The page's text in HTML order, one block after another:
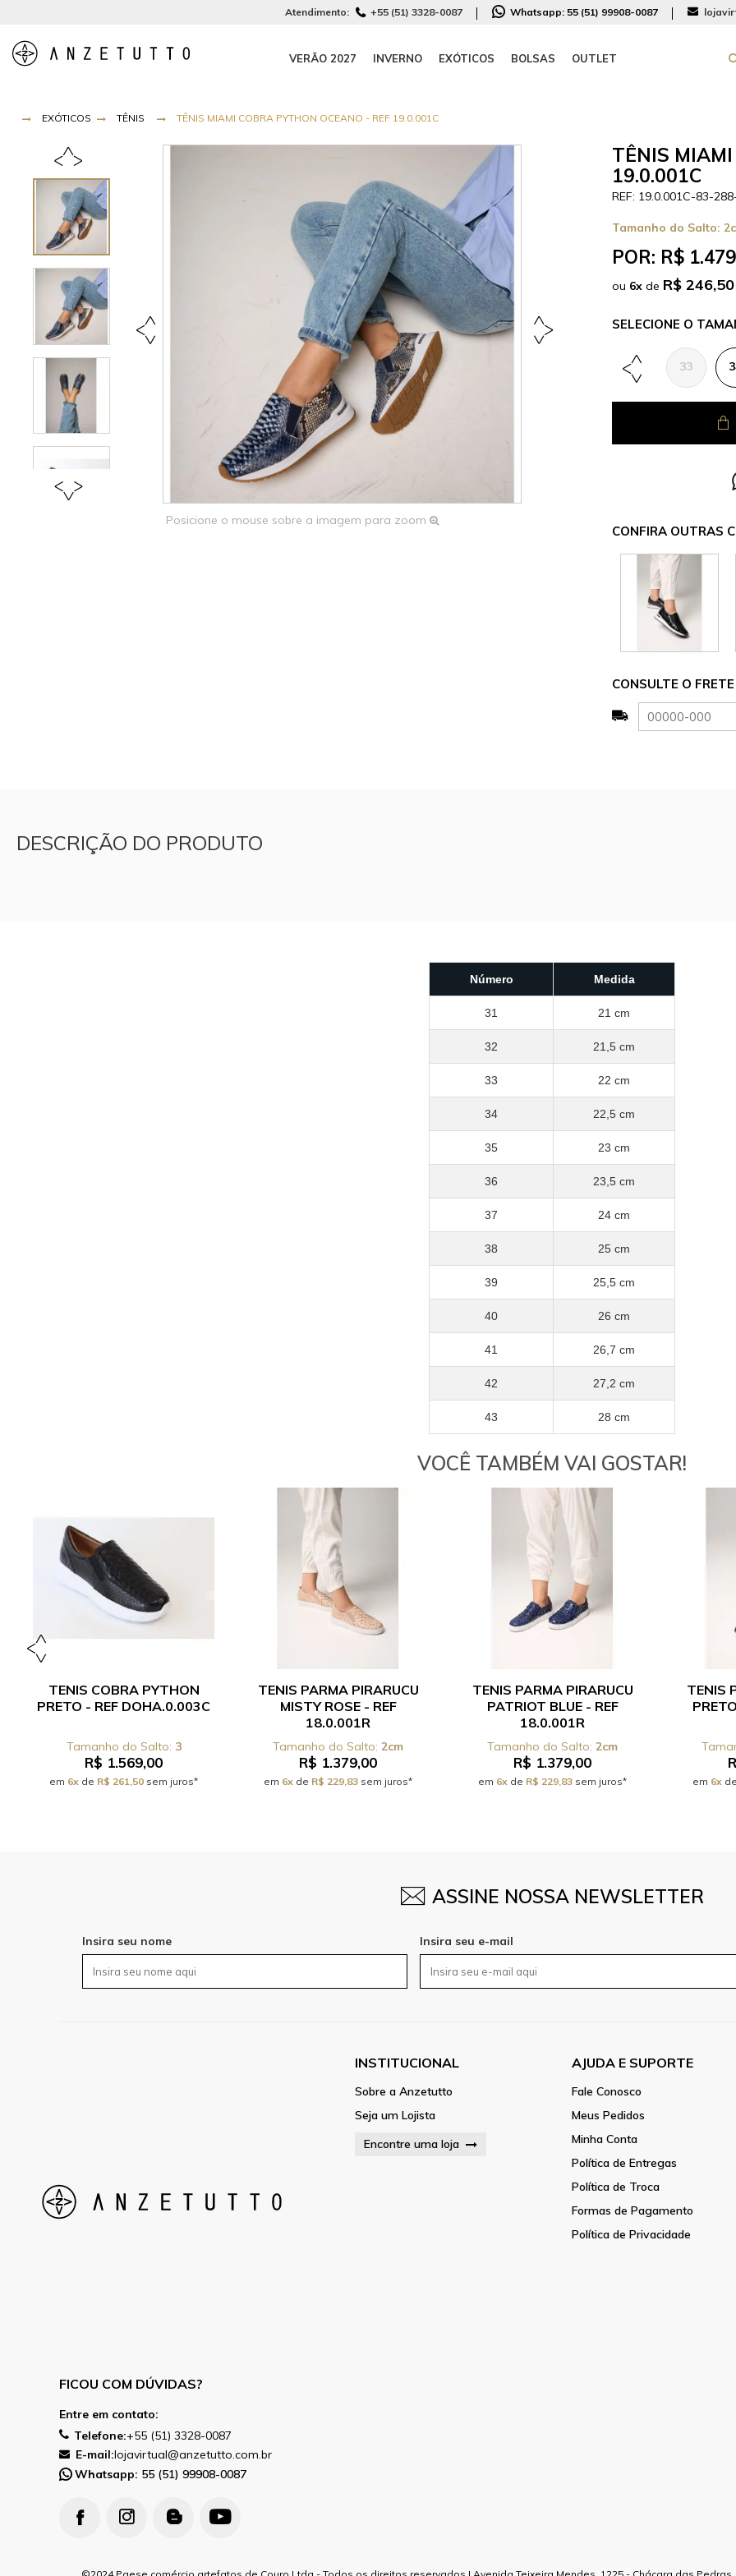
Atendimento: +55 (51) 3328-0087 Whatsapp: 55 (51) 99908-0087
VERÃO 2027 INVERNO EXÓTICOS BOLSAS OUTLET
EXÓTICOS TÊNIS TÊNIS MIAMI COBRA PYTHON OCEANO - REF 19.0.001C
Posicione o mouse sobre a imagem para zoom
TÊNIS
19.0.001C
19.0.001C-83-
Tamanho do Salto:
POR: R$
ou 6x de R$ 246,50
33
CONFIRA OUTRAS
CONSULTE O
DESCRIÇÃO DO PRODUTO
Número Medida
31 21 cm
32 21,5 cm
33 22 cm
34 22,5 cm
35 23 cm
36 23,5 cm
37 24 cm
38 25 cm
39 25,5 cm
40 26 cm
41 26,7 cm
42 27,2 cm
43 28 cm
VOCÊ TAMBÉM VAI GOSTAR!
TENIS COBRA PYTHON
PRETO - REF DOHA.0.003C
3
R$ 1.569,00
em 6x de R$ 261,50 sem juros*
TENIS PARMA PIRARUCU
MISTY ROSE - REF
18.0.001R
2cm
R$ 1.379,00
em 6x de R$ 229,83 sem juros*
TENIS PARMA PIRARUCU
PATRIOT BLUE - REF
18.0.001R
2cm
R$ 1.379,00
em 6x de R$ 229,83 sem juros*
TENIS
em 6x
ASSINE NOSSA NEWSLETTER
Insira seu nome Insira seu e-mail
FICOU COM DÚVIDAS?
Entre em contato:
Telefone:+55 (51) 3328-0087
E-mail:lojavirtual@anzetutto.com.br
Whatsapp: 55 (51) 99908-0087
INSTITUCIONAL
Sobre a Anzetutto
Seja um Lojista
Encontre uma loja
AJUDA E SUPORTE
Fale Conosco
Meus Pedidos
Minha Conta
Política de Entregas
Política de Troca
Formas de Pagamento
Política de Privacidade